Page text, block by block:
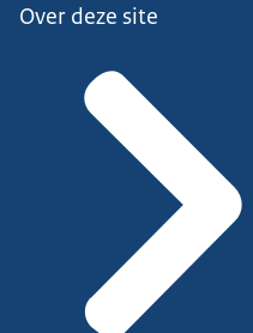
Over deze site